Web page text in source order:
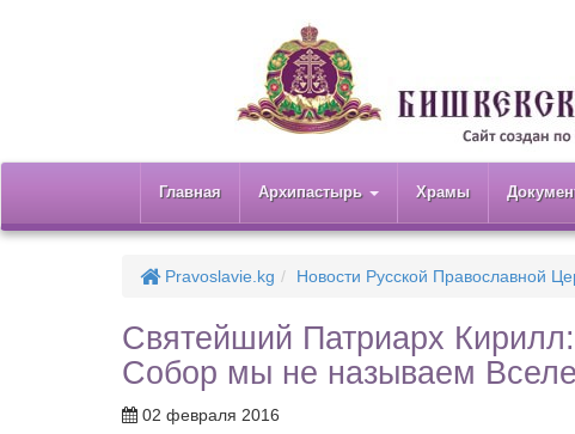
Главная Архипастырь Храмы
Pravoslavie.kg Новости Русской Православной
Святейший Патриарх
Собор мы не называем
02 февраля 2016